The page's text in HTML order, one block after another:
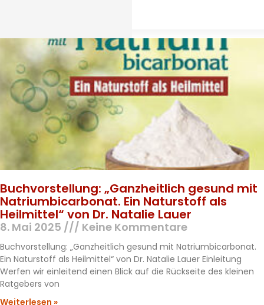
Buchvorstellung: „Ganzheitlich gesund mit
Natriumbicarbonat. Ein Naturstoff als
Heilmittel“ von Dr. Natalie Lauer
8. Mai 2025 Keine Kommentare
Buchvorstellung: „Ganzheitlich gesund mit Natriumbicarbonat.
Ein Naturstoff als Heilmittel“ von Dr. Natalie Lauer Einleitung
Werfen wir einleitend einen Blick auf die Rückseite des kleinen
Ratgebers von
Weiterlesen »